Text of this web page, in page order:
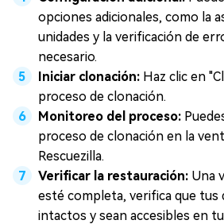
opciones adicionales, como la
unidades y la verificación de
necesario.
Iniciar clonación: Haz clic en
proceso de clonación.
Monitoreo del proceso:
proceso de clonación en la
Rescuezilla.
Verificar la restauración: Una
esté completa, verifica que tus
intactos y sean accesibles en tu